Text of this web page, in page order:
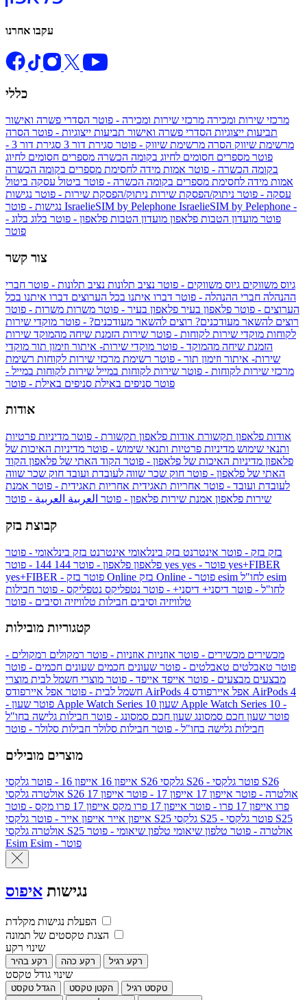
עקבו אחרנו
כללי
מרכזי שירות ומכירה מרכזי שירות ומכירה - פוטר הסדרי פשרה ואישור
תביעות ייצוגיות הסדרי פשרה ואישור תביעות ייצוגיות - פוטר הסרה
מרשימת שיווק הסרה מרשימת שיווק - פוטר סגירת דור 3
סגירת דור 3 -
פוטר מספרים חסומים לחיוג בקומה הכשרה מספרים חסומים לחיוג
בקומה הכשרה - פוטר אמות מידה לחסימת מספרים בקומה הכשרה
אמות מידה לחסימת מספרים בקומה הכשרה - פוטר ביטול עסקה ביטול
עסקה - פוטר ניתוק/הפסקת שירות ניתוק/הפסקת שירות - פוטר נגישות
IsraelieSIM by Pelephone IsraelieSIM by Pelephone -
פוטר מועדון הטבות פלאפון מועדון הטבות פלאפון - פוטר בלוג בלוג -
פוטר
צור קשר
גיוס משווקים גיוס משווקים - פוטר נציב תלונות נציב תלונות - פוטר חברי
ההנהלה חברי ההנהלה - פוטר דברו איתנו בכל הערוצים דברו איתנו בכל
הערוצים - פוטר פלאפון בעיר פלאפון בעיר - פוטר משרות משרות - פוטר
רוצים להשאר מעודכנים? רוצים להשאר מעודכנים? - פוטר מוקדי שירות
לקוחות מוקדי שירות לקוחות - פוטר שירות הזמנת שיחה מהמוקד שירות
הזמנת שיחה מהמוקד - פוטר מוקדי שירות- איתור וזימון תור מוקדי
שירות- איתור וזימון תור - פוטר רשימת מרכזי שירות לקוחות רשימת
מרכזי שירות לקוחות - פוטר שירות לקוחות במייל שירות לקוחות במייל -
פוטר סניפים באילת סניפים באילת - פוטר
אודות
אודות פלאפון תקשורת אודות פלאפון תקשורת - פוטר מדיניות פרטיות
ותנאי שימוש מדיניות פרטיות ותנאי שימוש - פוטר מדיניות האיכות של
פלאפון מדיניות האיכות של פלאפון - פוטר הקוד האתי של פלאפון הקוד
האתי של פלאפון - פוטר חוק שכר שווה לעובדת ועובד חוק שכר שווה
לעובדת ועובד - פוטר אחריות תאגידית אחריות תאגידית - פוטר אמנת
שירות פלאפון אמנת שירות פלאפון - פוטר العربية العربية - פוטר
קבוצת בזק
בזק בזק - פוטר אינטרנט בזק בינלאומי אינטרנט בזק בינלאומי - פוטר
פלאפון פלאפון - פוטר 144 yes
yes+FIBER
yes+FIBER - פוטר בזק Online
esim
לחו"ל - פוטר דיסני+ דיסני+ - פוטר נטפליקס נטפליקס - פוטר חבילות
טלוויזיה וסיבים חבילות טלוויזיה וסיבים - פוטר
קטגוריות מובילות
מכשירים מכשירים - פוטר אוזניות אוזניות - פוטר רמקולים רמקולים -
פוטר טאבלטים טאבלטים - פוטר שעונים חכמים שעונים חכמים - פוטר
מבצעים מבצעים - פוטר אייפד אייפד - פוטר מוצרי חשמל לבית מוצרי
חשמל לבית - פוטר אפל איירפודס AirPods 4 אפל איירפודס AirPods 4
- פוטר שעון Apple Watch Series 10 שעון Apple Watch Series 10 -
פוטר שעון חכם סמסונג שעון חכם סמסונג - פוטר חבילות גלישה בחו"ל
חבילות גלישה בחו"ל - פוטר חבילות סלולר חבילות סלולר - פוטר
מוצרים מובילים
אייפון 16 אייפון 16 - פוטר גלקסי S26 גלקסי S26 - פוטר גלקסי S26
אולטרה
גלקסי S26 אולטרה - פוטר אייפון 17 אייפון 17 - פוטר
אייפון 17
פרו אייפון 17 פרו - פוטר אייפון 17 פרו מקס
אייפון 17 פרו מקס - פוטר
אייפון אייר אייפון אייר - פוטר גלקסי S25 גלקסי S25 - פוטר גלקסי S25
אולטרה
גלקסי S25 אולטרה - פוטר טלפון שיאומי טלפון שיאומי - פוטר
Esim
Esim - פוטר
נגישות איפוס
הפעלת נגישות מקלדת
הצגת טקסטים של תמונה
שינוי רקע
רקע בהיר רקע כהה רקע רגיל
שינוי גודל טקסט
הגדל טקסט הקטן טקסט
טקסט רגיל